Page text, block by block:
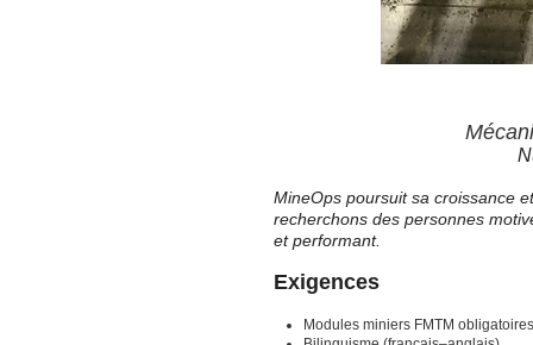
MineOps poursuit sa croissance
recherchons des personnes
et performant.
Exigences
Modules miniers FMTM obligatoires